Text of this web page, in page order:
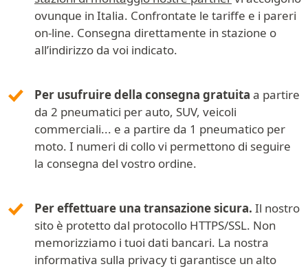
ovunque in Italia. Confrontate le tariffe e i pareri
on-line. Consegna direttamente in stazione o
all’indirizzo da voi indicato.
Per usufruire della consegna gratuita a partire
da 2 pneumatici per auto, SUV, veicoli
commerciali... e a partire da 1 pneumatico per
moto. I numeri di collo vi permettono di seguire
la consegna del vostro ordine.
Per effettuare una transazione sicura. Il nostro
sito è protetto dal protocollo HTTPS/SSL. Non
memorizziamo i tuoi dati bancari. La nostra
informativa sulla privacy ti garantisce un alto